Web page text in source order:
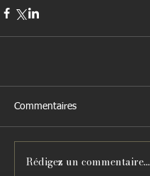
Commentaires
Rédigez un commentaire...